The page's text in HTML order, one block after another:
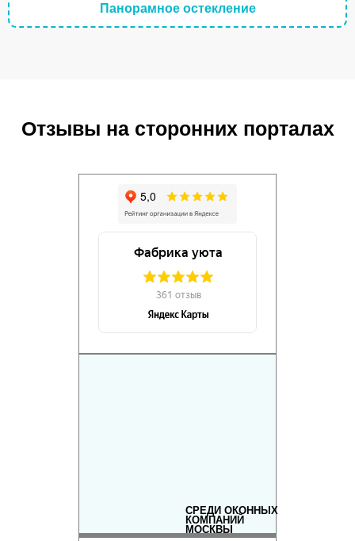
Панорамное остекление
Отзывы на сторонних порталах
СРЕДИ ОКОННЫХ
КОМПАНИЙ
МОСКВЫ